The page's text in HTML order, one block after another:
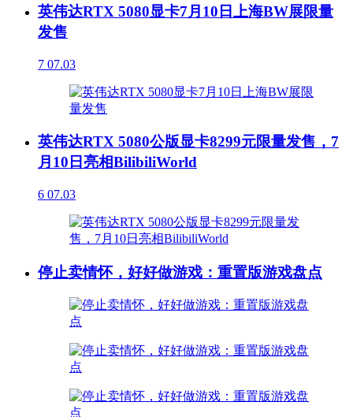
英伟达RTX 5080显卡7月10日上海BW展限量
发售
7 07.03
英伟达RTX 5080公版显卡8299元限量发售，7
月10日亮相BilibiliWorld
6 07.03
停止卖情怀，好好做游戏：重置版游戏盘点